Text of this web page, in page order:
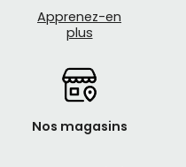
Apprenez-en
plus
Nos magasins